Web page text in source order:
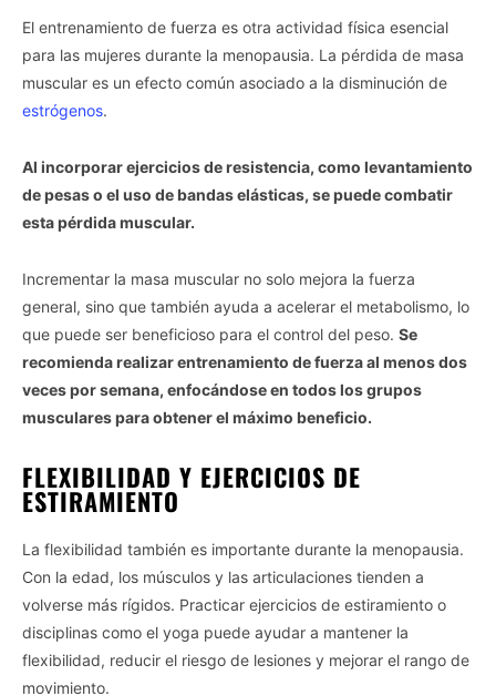
El entrenamiento de fuerza es otra actividad física esencial
para las mujeres durante la menopausia. La pérdida de masa
muscular es un efecto común asociado a la disminución de
estrógenos.
Al incorporar ejercicios de resistencia, como levantamiento
de pesas o el uso de bandas elásticas, se puede combatir
esta pérdida muscular.
Incrementar la masa muscular no solo mejora la fuerza
general, sino que también ayuda a acelerar el metabolismo, lo
que puede ser beneficioso para el control del peso. Se
recomienda realizar entrenamiento de fuerza al menos dos
veces por semana, enfocándose en todos los grupos
musculares para obtener el máximo beneficio.
FLEXIBILIDAD Y EJERCICIOS DE
ESTIRAMIENTO
La flexibilidad también es importante durante la menopausia.
Con la edad, los músculos y las articulaciones tienden a
volverse más rígidos. Practicar ejercicios de estiramiento o
disciplinas como el yoga puede ayudar a mantener la
flexibilidad, reducir el riesgo de lesiones y mejorar el rango de
movimiento.